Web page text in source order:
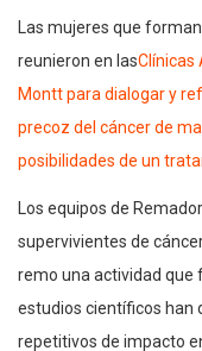
Las mujeres que
reunieron en lasClínicas
Montt para dialogar y
precoz del cáncer de
posibilidades de un
Los equipos de
supervivientes de
remo una actividad que
estudios científicos han
repetitivos de impacto